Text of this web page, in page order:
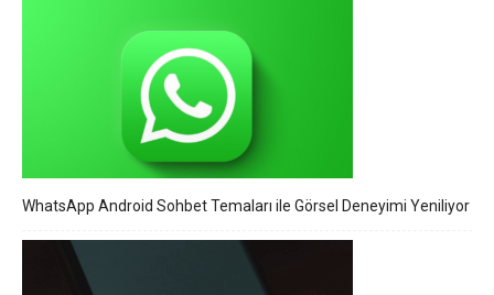
WhatsApp Android Sohbet Temaları ile Görsel Deneyimi Yeniliyor